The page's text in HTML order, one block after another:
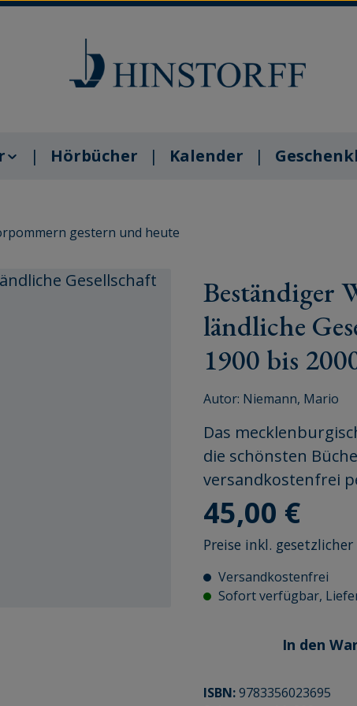
Hörbücher Kalender
gestern und heute
Beständiger
ländliche
1900 bis
Autor: Niemann, Mario
Das
die schönsten
versandkostenfrei
Regulärer Preis:
45,00 €
Preise inkl.
Versandkostenfrei
Sofort verfügbar,
In den
ISBN:9783356023695